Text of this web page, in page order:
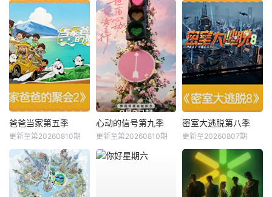
爸爸当家第五季
更新至第20260810期
心动的信号第九季
更新至第20260810期
密室大逃脱第八季
更新至20260807期